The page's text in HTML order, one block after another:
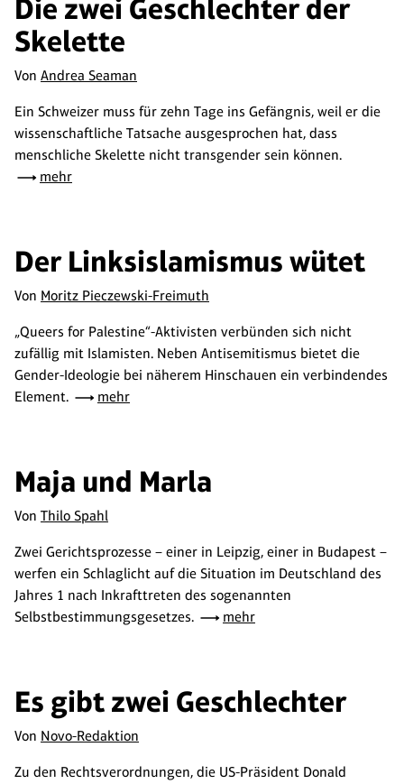
Die zwei Geschlechter der
Skelette
Von Andrea Seaman
Ein Schweizer muss für zehn Tage ins Gefängnis, weil er die
wissenschaftliche Tatsache ausgesprochen hat, dass
menschliche Skelette nicht transgender sein können.
mehr
Der Linksislamismus wütet
Von Moritz Pieczewski-Freimuth
„Queers for Palestine“-Aktivisten verbünden sich nicht
zufällig mit Islamisten. Neben Antisemitismus bietet die
Gender-Ideologie bei näherem Hinschauen ein verbindendes
Element.
mehr
Maja und Marla
Von Thilo Spahl
Zwei Gerichtsprozesse – einer in Leipzig, einer in Budapest –
werfen ein Schlaglicht auf die Situation im Deutschland des
Jahres 1 nach Inkrafttreten des sogenannten
Selbstbestimmungsgesetzes.
mehr
Es gibt zwei Geschlechter
Von Novo-Redaktion
Zu den Rechtsverordnungen, die US-Präsident Donald